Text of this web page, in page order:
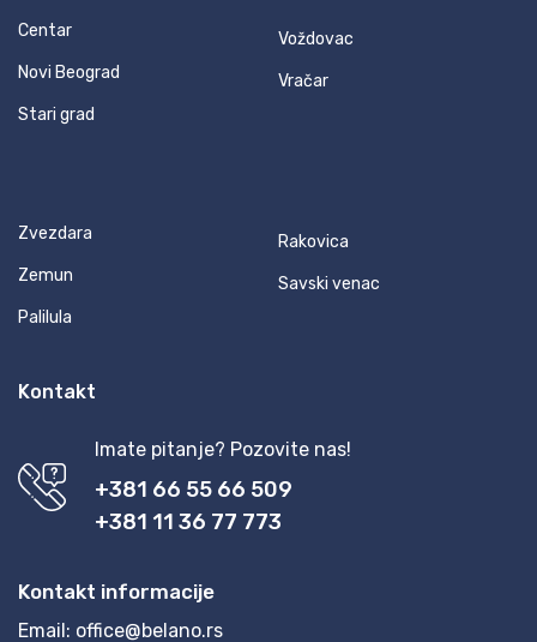
Centar
Novi Beograd
Stari grad
Voždovac
Vračar
Zvezdara
Zemun
Palilula
Rakovica
Savski venac
Kontakt
Imate pitanje? Pozovite nas!
+381 66 55 66 509
+381 11 36 77 773
Kontakt informacije
Email: office@belano.rs